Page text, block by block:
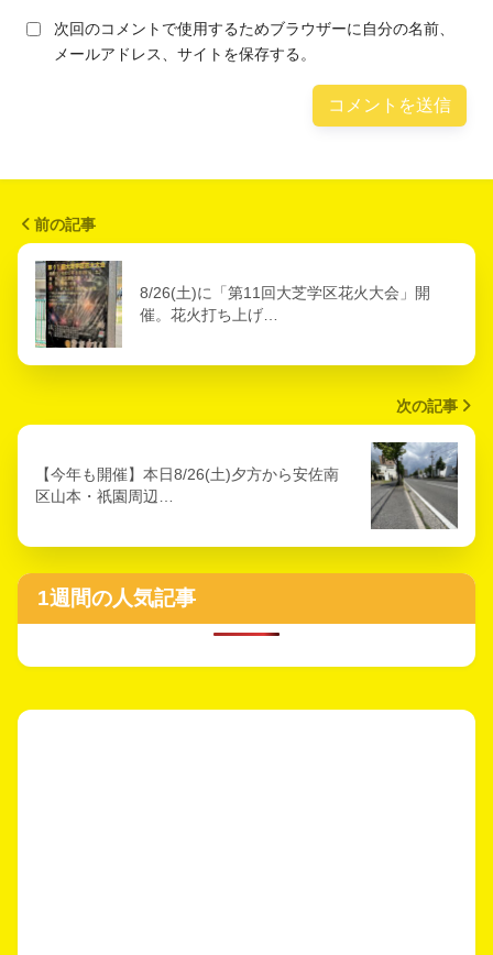
次回のコメントで使用するためブラウザーに自分の名前、
メールアドレス、サイトを保存する。
前の記事
8/26(土)に「第11回大芝学区花火大会」開
催。花火打ち上げ…
次の記事
【今年も開催】本日8/26(土)夕方から安佐南
区山本・祇園周辺…
1週間の人気記事